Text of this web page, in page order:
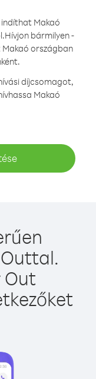
Makaó
Hívjon bármilyen -
Makaó országban
díjcsomagot,
Makaó
Out